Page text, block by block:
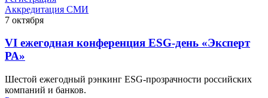
Аккредитация СМИ
7 октября
VI ежегодная конференция ESG-день «Эксперт
РА»
Шестой ежегодный рэнкинг ESG-прозрачности российских
компаний и банков.